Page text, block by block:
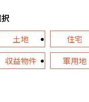
土地
住宅
収益物件
軍用地